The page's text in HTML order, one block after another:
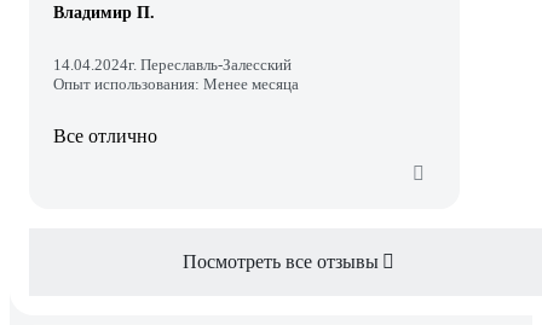
Владимир П.
14.04.2024г. Переславль-Залесский
Опыт использования: Менее месяца
Все отлично
Посмотреть все отзывы